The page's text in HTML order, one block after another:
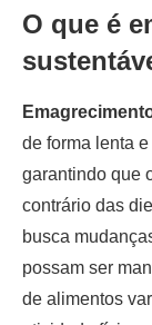
O que é
de forma lenta
garantindo que
contrário das
busca
possam ser
de alimentos